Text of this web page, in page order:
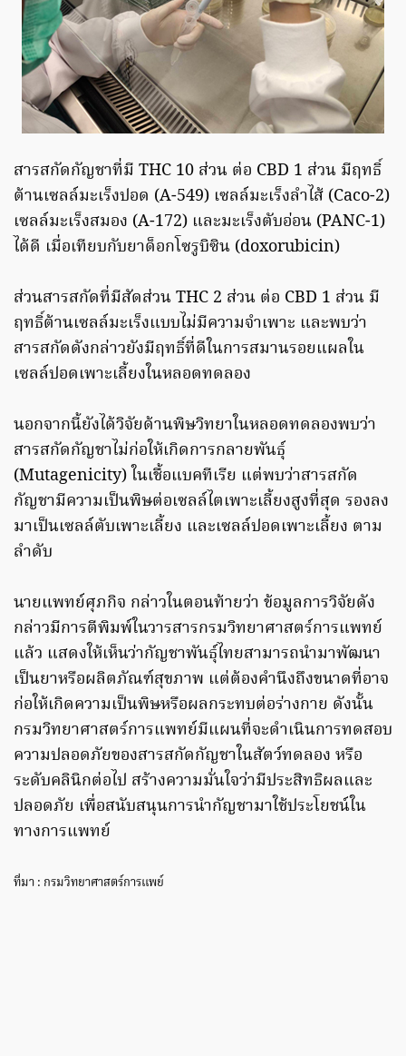
สารสกัดกัญชาที่มี THC 10 ส่วน ต่อ CBD 1 ส่วน มีฤทธิ์
ต้านเซลล์มะเร็งปอด (A-549) เซลล์มะเร็งลำไส้ (Caco-2)
เซลล์มะเร็งสมอง (A-172) และมะเร็งตับอ่อน (PANC-1)
ได้ดี เมื่อเทียบกับยาด็อกโซรูบิซิน (doxorubicin)
ส่วนสารสกัดที่มีสัดส่วน THC 2 ส่วน ต่อ CBD 1 ส่วน มี
ฤทธิ์ต้านเซลล์มะเร็งแบบไม่มีความจำเพาะ และพบว่า
สารสกัดดังกล่าวยังมีฤทธิ์ที่ดีในการสมานรอยแผลใน
เซลล์ปอดเพาะเลี้ยงในหลอดทดลอง
นอกจากนี้ยังได้วิจัยด้านพิษวิทยาในหลอดทดลองพบว่า
สารสกัดกัญชาไม่ก่อให้เกิดการกลายพันธุ์
(Mutagenicity) ในเชื้อแบคทีเรีย แต่พบว่าสารสกัด
กัญชามีความเป็นพิษต่อเซลล์ไตเพาะเลี้ยงสูงที่สุด รองลง
มาเป็นเซลล์ตับเพาะเลี้ยง และเซลล์ปอดเพาะเลี้ยง ตาม
ลำดับ
นายแพทย์ศุภกิจ กล่าวในตอนท้ายว่า ข้อมูลการวิจัยดัง
กล่าวมีการตีพิมพ์ในวารสารกรมวิทยาศาสตร์การแพทย์
แล้ว แสดงให้เห็นว่ากัญชาพันธุ์ไทยสามารถนำมาพัฒนา
เป็นยาหรือผลิตภัณฑ์สุขภาพ แต่ต้องคำนึงถึงขนาดที่อาจ
ก่อให้เกิดความเป็นพิษหรือผลกระทบต่อร่างกาย ดังนั้น
กรมวิทยาศาสตร์การแพทย์มีแผนที่จะดำเนินการทดสอบ
ความปลอดภัยของสารสกัดกัญชาในสัตว์ทดลอง หรือ
ระดับคลินิกต่อไป สร้างความมั่นใจว่ามีประสิทธิผลและ
ปลอดภัย เพื่อสนับสนุนการนำกัญชามาใช้ประโยชน์ใน
ทางการแพทย์
ที่มา : กรมวิทยาศาสตร์การแพย์